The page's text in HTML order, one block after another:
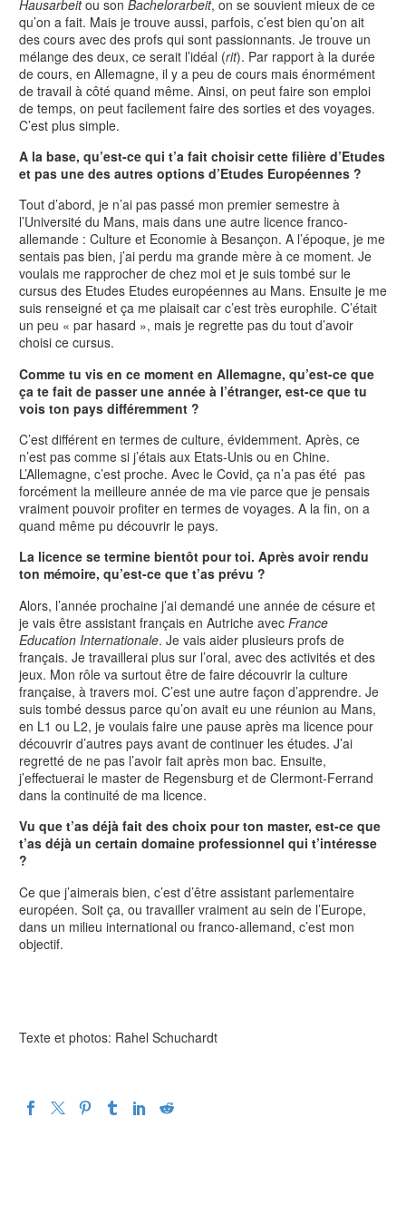
Hausarbeitou son Bachelorarbeit, on se souvient mieux de ce
qu’on a fait. Mais je trouve aussi, parfois, c’est bien qu’on ait
des cours avec des profs qui sont passionnants. Je trouve un
mélange des deux, ce serait l’idéal (rit). Par rapport à la durée
de cours, en Allemagne, il y a peu de cours mais énormément
de travail à côté quand même. Ainsi, on peut faire son emploi
de temps, on peut facilement faire des sorties et des voyages.
C’est plus simple.
A la base, qu’est-ce qui t’a fait choisir cette filière d’Etudes
et pas une des autres options d’Etudes Européennes ?
Tout d’abord, je n’ai pas passé mon premier semestre à
l’Université du Mans, mais dans une autre licence franco-
allemande : Culture et Economie à Besançon. A l’époque, je me
sentais pas bien, j’ai perdu ma grande mère à ce moment. Je
voulais me rapprocher de chez moi et je suis tombé sur le
cursus des Etudes Etudes européennes au Mans. Ensuite je me
suis renseigné et ça me plaisait car c’est très europhile. C’était
un peu « par hasard », mais je regrette pas du tout d’avoir
choisi ce cursus.
Comme tu vis en ce moment en Allemagne, qu’est-ce que
ça te fait de passer une année à l’étranger, est-ce que tu
vois ton pays différemment ?
C’est différent en termes de culture, évidemment. Après, ce
n’est pas comme si j’étais aux Etats-Unis ou en Chine.
L’Allemagne, c’est proche. Avec le Covid, ça n’a pas été pas
forcément la meilleure année de ma vie parce que je pensais
vraiment pouvoir profiter en termes de voyages. A la fin, on a
quand même pu découvrir le pays.
La licence se termine bientôt pour toi. Après avoir rendu
ton mémoire, qu’est-ce que t’as prévu ?
Alors, l’année prochaine j’ai demandé une année de césure et
je vais être assistant français en Autriche avec France
Education Internationale. Je vais aider plusieurs profs de
français. Je travaillerai plus sur l’oral, avec des activités et des
jeux. Mon rôle va surtout être de faire découvrir la culture
française, à travers moi. C’est une autre façon d’apprendre. Je
suis tombé dessus parce qu’on avait eu une réunion au Mans,
en L1 ou L2, je voulais faire une pause après ma licence pour
découvrir d’autres pays avant de continuer les études. J’ai
regretté de ne pas l’avoir fait après mon bac. Ensuite,
j’effectuerai le master de Regensburg et de Clermont-Ferrand
dans la continuité de ma licence.
Vu que t’as déjà fait des choix pour ton master, est-ce que
t’as déjà un certain domaine professionnel qui t’intéresse
?
Ce que j’aimerais bien, c’est d’être assistant parlementaire
européen. Soit ça, ou travailler vraiment au sein de l’Europe,
dans un milieu international ou franco-allemand, c’est mon
objectif.
Texte et photos: Rahel Schuchardt